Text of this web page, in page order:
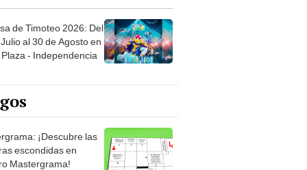
de Timoteo 2026: Del
al 30 de Agosto en
- Independencia
¡Descubre las
escondidas en
Mastergrama!